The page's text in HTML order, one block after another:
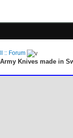
:: Forum
Knives made in